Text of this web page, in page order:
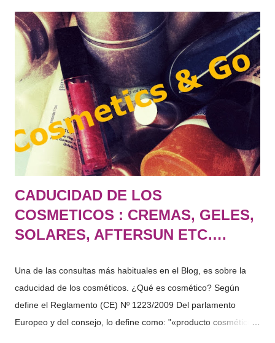
tacto es una piel dura. “El roce de los zapatos, favorece la
aparición de durezas, como consecuencia aparece dolor en
los pies, aplícate la UREA 30 para eliminar estas durezas“ El
uso de este tipo de cremas, continuamente hará que nuestros
pies estén perfectos, suaves y poderlos lucir con sandalias
perfectamente en verano. Una vez tengas los pies suaves ,
continúa con el tratamiento aplicando una crema de URE...
CADUCIDAD DE LOS
COSMETICOS : CREMAS, GELES,
SOLARES, AFTERSUN ETC….
Una de las consultas más habituales en el Blog, es sobre la
caducidad de los cosméticos. ¿Qué es cosmético? Según
define el Reglamento (CE) Nº 1223/2009 Del parlamento
Europeo y del consejo, lo define como: "«producto cosmético»: